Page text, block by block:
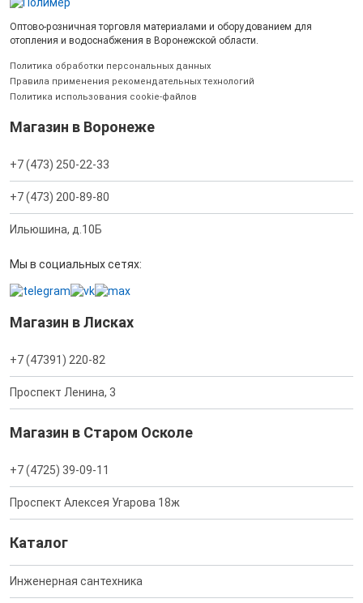
Оптово-розничная торговля материалами и оборудованием для
отопления и водоснабжения в Воронежской области.
Политика обработки персональных данных
Правила применения рекомендательных технологий
Политика использования cookie-файлов
Магазин в Воронеже
+7 (473) 250-22-33
+7 (473) 200-89-80
Ильюшина, д.10Б
Мы в социальных сетях:
Магазин в Лисках
+7 (47391) 220-82
Проспект Ленина, 3
Магазин в Старом Осколе
+7 (4725) 39-09-11
Проспект Алексея Угарова 18ж
Каталог
Инженерная сантехника